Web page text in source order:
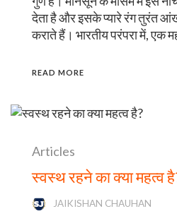
देता है और इसके प्यारे रंग तुरंत
कराते हैं। भारतीय परंपरा में, एक
READ MORE
Articles
स्वस्थ रहने का क्या महत्व
JAIKISHAN CHAUHAN